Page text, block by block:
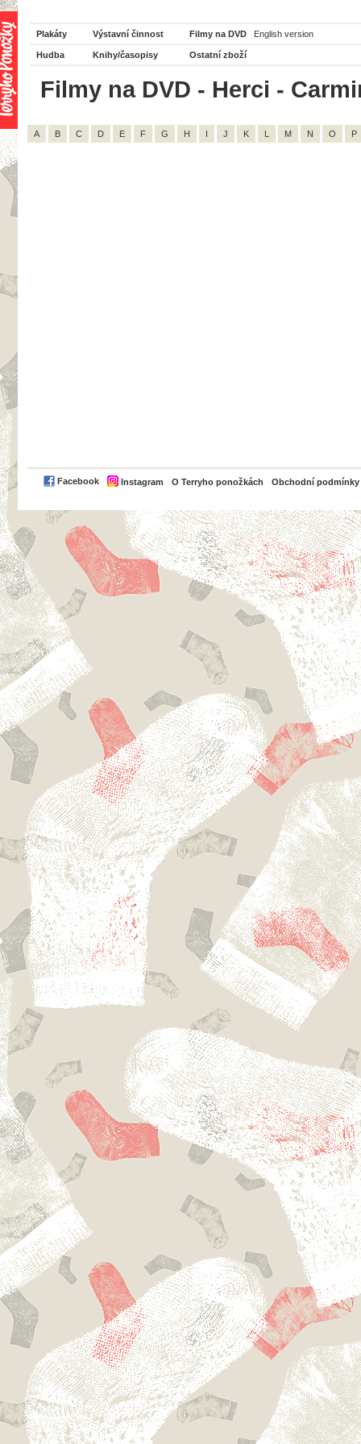
Plakáty Výstavní činnost Filmy na DVD English version
Hudba Knihy/časopisy Ostatní zboží
Filmy na DVD - Herci -
A B C D E F G H I J K L M N O P
Facebook Instagram O Terryho ponožkách Obchodní podmínky
PayPal